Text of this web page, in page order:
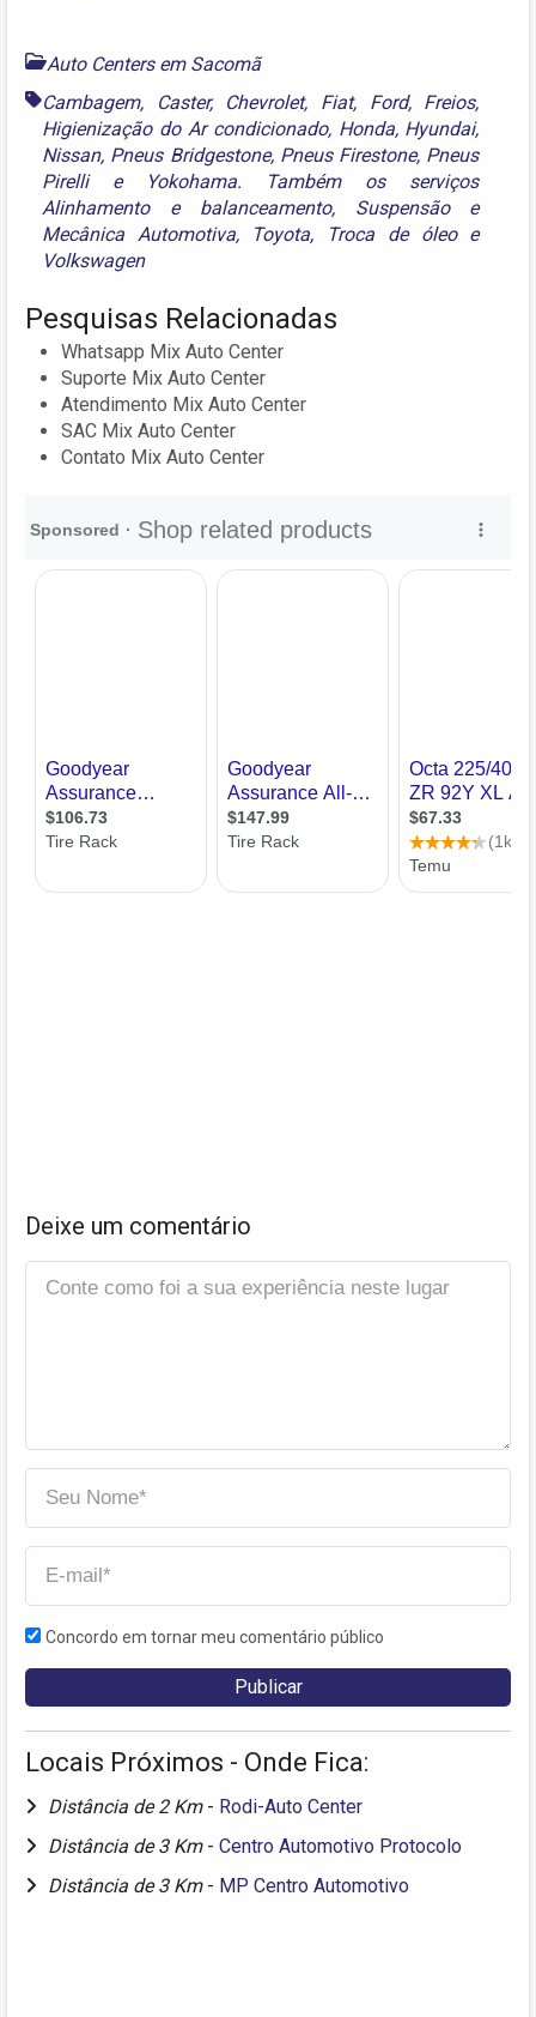
Auto Centers em Sacomã
Cambagem, Caster, Chevrolet, Fiat, Ford, Freios,
Higienização do Ar condicionado, Honda, Hyundai,
Nissan, Pneus Bridgestone, Pneus Firestone, Pneus
Pirelli e Yokohama. Também os serviços
Alinhamento e balanceamento, Suspensão e
Mecânica Automotiva, Toyota, Troca de óleoe
Volkswagen
Pesquisas Relacionadas
Whatsapp Mix Auto Center
Suporte Mix Auto Center
Atendimento Mix Auto Center
SAC Mix Auto Center
Contato Mix Auto Center
Deixe um comentário
Concordo em tornar meu comentário público
Locais Próximos - Onde Fica:
Distância de 2 Km - Rodi-Auto Center
Distância de 3 Km - Centro Automotivo Protocolo
Distância de 3 Km - MP Centro Automotivo